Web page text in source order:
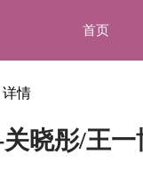
首页
详情
晓彤/王